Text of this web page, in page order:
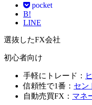
pocket
B!
LINE
選抜したFX会社
初心者向け
手軽にトレード：
信頼性で1番： セン
自動売買FX： マネ